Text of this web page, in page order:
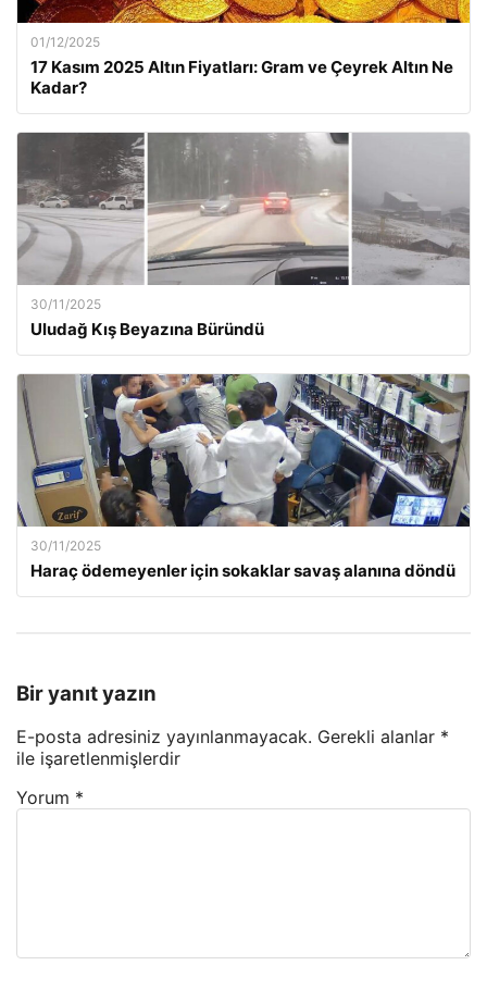
01/12/2025
17 Kasım 2025 Altın Fiyatları: Gram ve Çeyrek Altın Ne
Kadar?
30/11/2025
Uludağ Kış Beyazına Büründü
30/11/2025
Haraç ödemeyenler için sokaklar savaş alanına döndü
Bir yanıt yazın
E-posta adresiniz yayınlanmayacak. Gerekli alanlar *
ile işaretlenmişlerdir
Yorum *